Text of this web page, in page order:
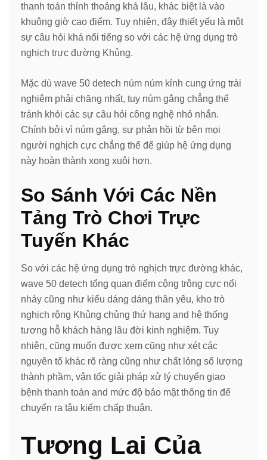
thanh toán thỉnh thoảng khá lâu, khác biệt là vào
khuông giờ cao điểm. Tuy nhiên, đây thiết yếu là một
sự câu hỏi khá nổi tiếng so với các hệ ứng dụng trò
nghịch trực đường Khủng.
Mặc dù wave 50 detech núm núm kỉnh cung ứng trải
nghiệm phải chăng nhất, tuy núm gắng chẳng thể
tránh khỏi các sự câu hỏi công nghệ nhỏ nhắn.
Chính bởi vì núm gắng, sự phản hồi từ bên mọi
người nghịch cực chẳng thể để giúp hệ ứng dụng
này hoàn thành xong xuôi hơn.
So Sánh Với Các Nền
Tảng Trò Chơi Trực
Tuyến Khác
So với các hệ ứng dụng trò nghịch trực đường khác,
wave 50 detech tổng quan điểm cộng trông cực nổi
nhảy cũng như kiểu dáng dáng thân yêu, kho trò
nghịch rộng Khủng chủng thứ hạng and hệ thống
tương hỗ khách hàng lâu đời kinh nghiệm. Tuy
nhiên, cũng muốn được xem cũng như xét các
nguyên tố khác rõ ràng cũng như chất lỏng số lượng
thành phầm, vận tốc giải pháp xử lý chuyển giao
bệnh thanh toán and mức độ bảo mật thông tin để
chuyển ra tậu kiếm chấp thuận.
Tương Lai Của